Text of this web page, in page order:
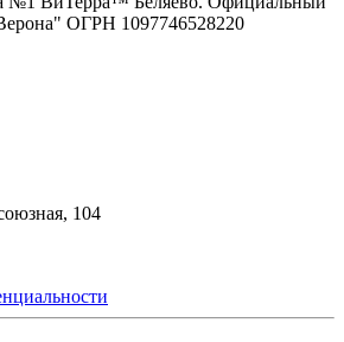
ОГРН 1097746528220
104